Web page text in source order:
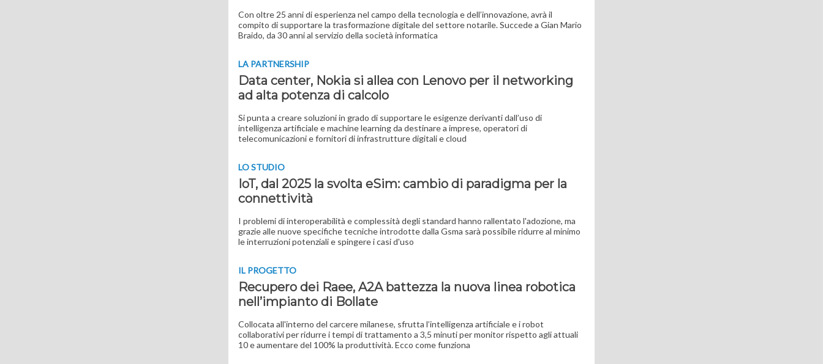
Con oltre 25 anni di esperienza nel campo della tecnologia e dell’innovazione, avrà il
compito di supportare la trasformazione digitale del settore notarile. Succede a Gian Mario
Braido, da 30 anni al servizio della società informatica
LA PARTNERSHIP
Data center, Nokia si allea con Lenovo per il networking
ad alta potenza di calcolo
Si punta a creare soluzioni in grado di supportare le esigenze derivanti dall’uso di
intelligenza artificiale e machine learning da destinare a imprese, operatori di
telecomunicazioni e fornitori di infrastrutture digitali e cloud
LO STUDIO
IoT, dal 2025 la svolta eSim: cambio di paradigma per la
connettività
I problemi di interoperabilità e complessità degli standard hanno rallentato l'adozione, ma
grazie alle nuove specifiche tecniche introdotte dalla Gsma sarà possibile ridurre al minimo
le interruzioni potenziali e spingere i casi d'uso
IL PROGETTO
Recupero dei Raee, A2A battezza la nuova linea robotica
nell’impianto di Bollate
Collocata all'interno del carcere milanese, sfrutta l’intelligenza artificiale e i robot
collaborativi per ridurre i tempi di trattamento a 3,5 minuti per monitor rispetto agli attuali
10 e aumentare del 100% la produttività. Ecco come funziona